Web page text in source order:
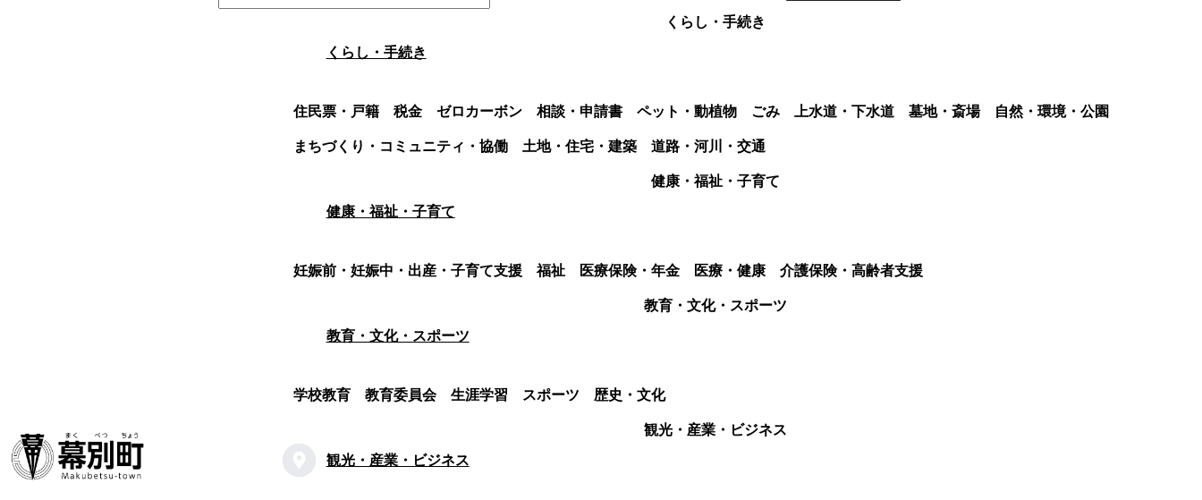
くらし・手続き
くらし・手続き
住民票・戸籍 税金 ゼロカーボン 相談・申請書 ペット・動植物 ごみ 上水道・下水道 墓地・斎場
自然・環境・公園
まちづくり・コミュニティ・協働
土地・住宅・建築
道路・河川・交通
健康・福祉・子育て
健康・福祉・子育て
妊娠前・妊娠中・出産・子育て支援 福祉 医療保険・年金 医療・健康
介護保険・高齢者支援
教育・文化・スポーツ
教育・文化・スポーツ
学校教育 教育委員会 生涯学習 スポーツ
歴史・文化
観光・産業・ビジネス
観光・産業・ビジネス